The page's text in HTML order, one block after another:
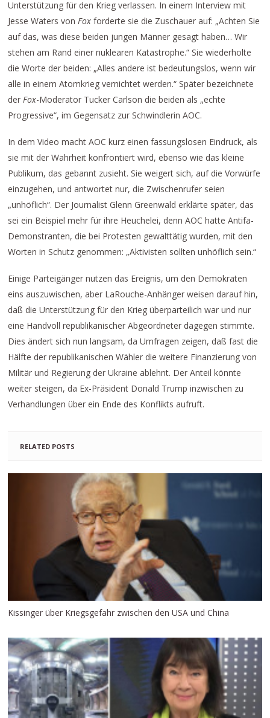
Unterstützung für den Krieg verlassen. In einem Interview mit
Jesse Waters vonFoxforderte sie die Zuschauer auf: „Achten Sie
auf das, was diese beiden jungen Männer gesagt haben… Wir
stehen am Rand einer nuklearen Katastrophe.“ Sie wiederholte
die Worte der beiden: „Alles andere ist bedeutungslos, wenn wir
alle in einem Atomkrieg vernichtet werden.“ Später bezeichnete
derFox-Moderator Tucker Carlson die beiden als „echte
Progressive“, im Gegensatz zur Schwindlerin AOC.
In dem Video macht AOC kurz einen fassungslosen Eindruck, als
sie mit der Wahrheit konfrontiert wird, ebenso wie das kleine
Publikum, das gebannt zusieht. Sie weigert sich, auf die Vorwürfe
einzugehen, und antwortet nur, die Zwischenrufer seien
„unhöflich“. Der Journalist Glenn Greenwald erklärte später, das
sei ein Beispiel mehr für ihre Heuchelei, denn AOC hatte Antifa-
Demonstranten, die bei Protesten gewalttätig wurden, mit den
Worten in Schutz genommen: „Aktivisten sollten unhöflich sein.“
Einige Parteigänger nutzen das Ereignis, um den Demokraten
eins auszuwischen, aber LaRouche-Anhänger weisen darauf hin,
daß die Unterstützung für den Krieg überparteilich war und nur
eine Handvoll republikanischer Abgeordneter dagegen stimmte.
Dies ändert sich nun langsam, da Umfragen zeigen, daß fast die
Hälfte der republikanischen Wähler die weitere Finanzierung von
Militär und Regierung der Ukraine ablehnt. Der Anteil könnte
weiter steigen, da Ex-Präsident Donald Trump inzwischen zu
Verhandlungen über ein Ende des Konflikts aufruft.
RELATED POSTS
Kissinger über Kriegsgefahr zwischen den USA und China